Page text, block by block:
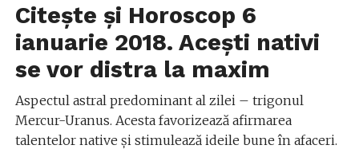
Citeşte şi Horoscop 6
ianuarie 2018. Aceşti nativi
se vor distra la maxim
Aspectul astral predominant al zilei – trigonul
Mercur-Uranus. Acesta favorizează afirmarea
talentelor native şi stimulează ideile bune în afaceri.